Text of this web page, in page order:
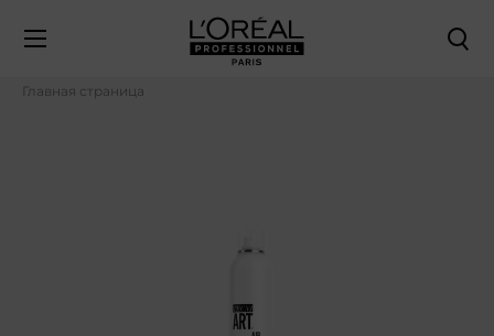
Главная страница